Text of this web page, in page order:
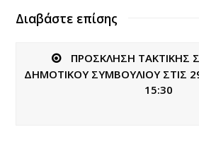
Διαβάστε επίσης
ΠΡΟΣΚΛΗΣΗ ΤΑΚΤΙΚΗΣ
ΔΗΜΟΤΙΚΟΥ ΣΥΜΒΟΥΛΙΟΥ ΣΤΙΣ
15:30